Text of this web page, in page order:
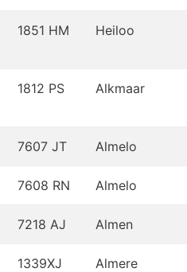
1851 HM Heiloo
1812 PS Alkmaar
7607 JT Almelo
7608 RN Almelo
7218 AJ Almen
1339XJ Almere